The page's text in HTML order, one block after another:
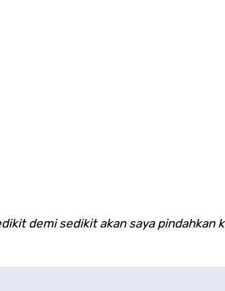
demi sedikit akan saya pindahkan